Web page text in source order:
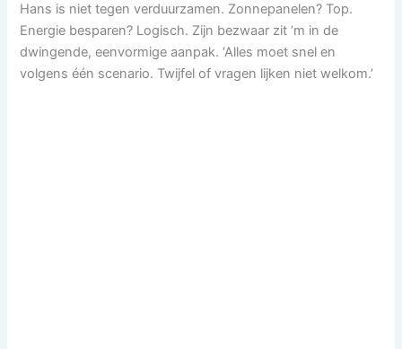
Hans is niet tegen verduurzamen. Zonnepanelen? Top.
Energie besparen? Logisch. Zijn bezwaar zit ’m in de
dwingende, eenvormige aanpak. ‘Alles moet snel en
volgens één scenario. Twijfel of vragen lijken niet welkom.’